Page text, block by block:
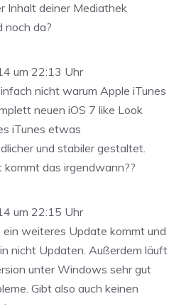
Inhalt deiner Mediathek
noch da?
um 22:13 Uhr
nicht warum Apple iTunes
neuen iOS 7 like Look
iTunes etwas
und stabiler gestaltet.
kommt das irgendwann??
um 22:15 Uhr
weiteres Update kommt und
nicht Updaten. Außerdem läuft
unter Windows sehr gut
Gibt also auch keinen